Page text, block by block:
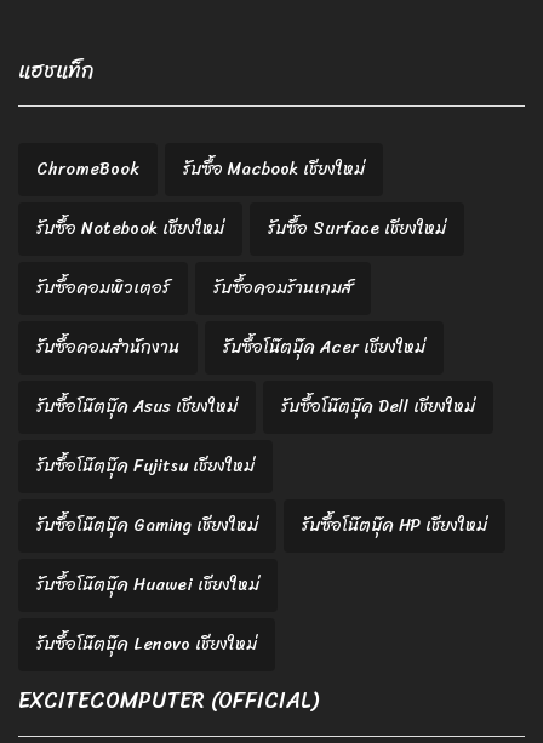
แฮชแท็ก
ChromeBook
รับซื้อ Macbook เชียงใหม่
รับซื้อ Notebook เชียงใหม่
รับซื้อ Surface เชียงใหม่
รับซื้อคอมพิวเตอร์
รับซื้อคอมร้านเกมส์
รับซื้อคอมสำนักงาน
รับซื้อโน๊ตบุ๊ค Acer เชียงใหม่
รับซื้อโน๊ตบุ๊ค Asus เชียงใหม่
รับซื้อโน๊ตบุ๊ค Dell เชียงใหม่
รับซื้อโน๊ตบุ๊ค Fujitsu เชียงใหม่
รับซื้อโน๊ตบุ๊ค Gaming เชียงใหม่
รับซื้อโน๊ตบุ๊ค HP เชียงใหม่
รับซื้อโน๊ตบุ๊ค Huawei เชียงใหม่
รับซื้อโน๊ตบุ๊ค Lenovo เชียงใหม่
EXCITECOMPUTER (OFFICIAL)